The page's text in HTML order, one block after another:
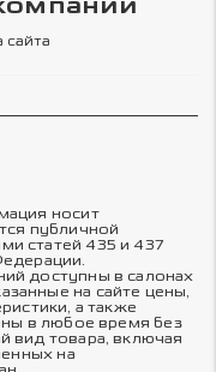
сайта
носит
публичной
статей 435 и 437
доступны в салонах
на сайте цены,
а также
в любое время без
вид товара, включая
на